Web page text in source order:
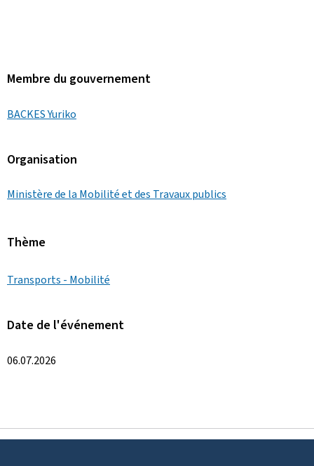
Membre du gouvernement
BACKES Yuriko
Organisation
Ministère de la Mobilité et des Travaux publics
Thème
Transports - Mobilité
Date de l'événement
06.07.2026